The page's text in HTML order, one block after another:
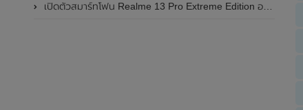
เปิดตัวสมาร์ทโฟน Realme 13 Pro Extreme Edition อย่างเป็นทางการแล้วในประเทศจีน